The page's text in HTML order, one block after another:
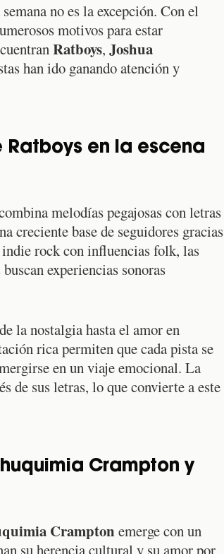
no es la excepción. Con el
motivos para estar
Ratboys, Joshua
han ido ganando atención y
en la escena
melodías pegajosas con letras
creciente base de seguidores gracias
rock con influencias folk, las
experiencias sonoras
la nostalgia hasta el amor en
rica permiten que cada pista se
en un viaje emocional. La
de sus letras, lo que convierte a este
Crampton y
Crampton emerge con un
su herencia cultural y su amor por